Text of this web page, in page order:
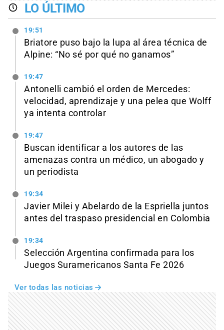
LO ÚLTIMO
19:51
Briatore puso bajo la lupa al área técnica de
Alpine: “No sé por qué no ganamos”
19:47
Antonelli cambió el orden de Mercedes:
velocidad, aprendizaje y una pelea que Wolff
ya intenta controlar
19:47
Buscan identificar a los autores de las
amenazas contra un médico, un abogado y
un periodista
19:34
Javier Milei y Abelardo de la Espriella juntos
antes del traspaso presidencial en Colombia
19:34
Selección Argentina confirmada para los
Juegos Suramericanos Santa Fe 2026
Ver todas las noticias